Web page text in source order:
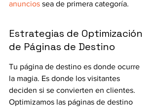
anuncios sea de primera categoría.
Estrategias de Optimización
de Páginas de Destino
Tu página de destino es donde ocurre
la magia. Es donde los visitantes
deciden si se convierten en clientes.
Optimizamos las páginas de destino